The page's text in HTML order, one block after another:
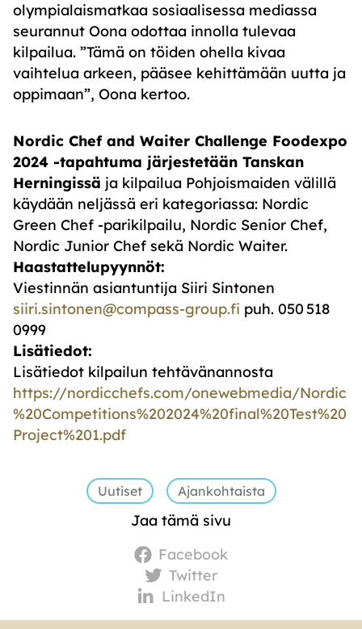
olympialaismatkaa sosiaalisessa mediassa
seurannut Oona odottaa innolla tulevaa
kilpailua. ”Tämä on töiden ohella kivaa
vaihtelua arkeen, pääsee kehittämään uutta ja
oppimaan”, Oona kertoo.
Nordic Chefand Waiter Challenge Foodexpo
2024 -tapahtuma järjestetään Tanskan
Herningissä ja kilpailua Pohjoismaiden välillä
käydään neljässä eri kategoriassa: Nordic
Green Chef -parikilpailu, Nordic Senior Chef,
Nordic Junior Chef sekä Nordic Waiter.
Haastattelupyynnöt:
Viestinnän asiantuntija Siiri Sintonen
siiri.sintonen@compass-group.fi puh. 050 518
0999
Lisätiedot:
Lisätiedot kilpailun tehtävänannosta
https://nordicchefs.com/onewebmedia/Nordic
%20Competitions%202024%20final%20Test%20
Project%201.pdf
Uutiset Ajankohtaista
Jaa tämä sivu
Facebook
Twitter
LinkedIn